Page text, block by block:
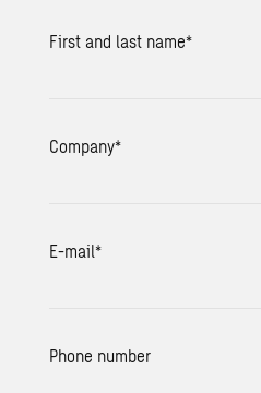
First and last name*
Company*
E-mail*
Phone number